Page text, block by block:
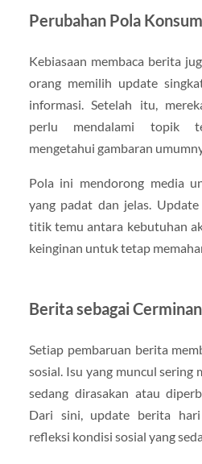
Perubahan Pola
Kebiasaan membaca berita
orang memilih update
informasi. Setelah itu,
perlu mendalami topik
mengetahui gambaran
Pola ini mendorong media
yang padat dan jelas.
titik temu antara kebutuhan
keinginan untuk tetap
Berita sebagai
Setiap pembaruan berita
sosial. Isu yang muncul sering
sedang dirasakan atau
Dari sini, update berita
refleksi kondisi sosial yang